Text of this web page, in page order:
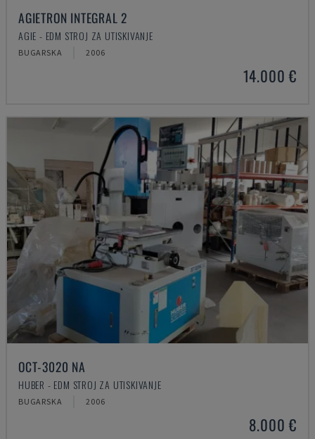
AGIETRON INTEGRAL 2
AGIE - EDM STROJ ZA UTISKIVANJE
BUGARSKA 2006
14.000 €
OCT-3020 NA
HUBER - EDM STROJ ZA UTISKIVANJE
BUGARSKA 2006
8.000 €